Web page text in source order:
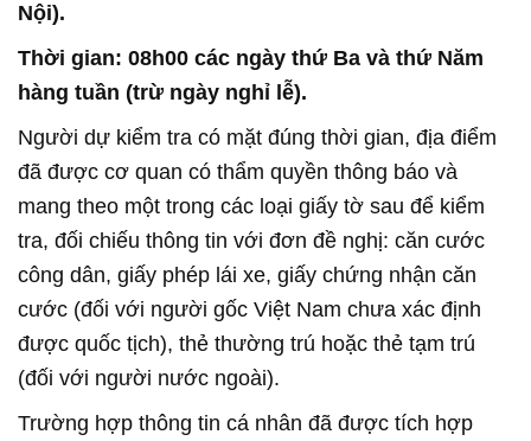
Nội).
Thời gian: 08h00 các ngày thứ Ba và thứ Năm
hàng tuần (trừ ngày nghỉ lễ).
Người dự kiểm tra có mặt đúng thời gian, địa điểm
đã được cơ quan có thẩm quyền thông báo và
mang theo một trong các loại giấy tờ sau để kiểm
tra, đối chiếu thông tin với đơn đề nghị: căn cước
công dân, giấy phép lái xe, giấy chứng nhận căn
cước (đối với người gốc Việt Nam chưa xác định
được quốc tịch), thẻ thường trú hoặc thẻ tạm trú
(đối với người nước ngoài).
Trường hợp thông tin cá nhân đã được tích hợp